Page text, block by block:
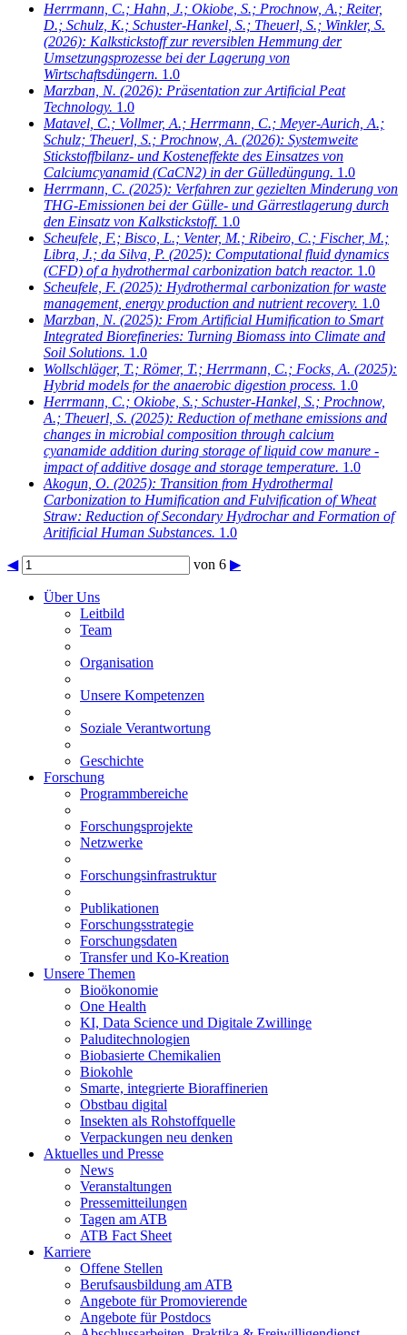
Herrmann, C.; Hahn, J.; Okiobe, S.; Prochnow, A.; Reiter,
D.; Schulz, K.; Schuster-Hankel, S.; Theuerl, S.; Winkler, S.
(2026): Kalkstickstoff zur reversiblen Hemmung der
Umsetzungsprozesse bei der Lagerung von
Wirtschaftsdüngern. 1.0
Marzban, N. (2026): Präsentation zur Artificial Peat
Technology. 1.0
Matavel, C.; Vollmer, A.; Herrmann, C.; Meyer-Aurich, A.;
Schulz; Theuerl, S.; Prochnow, A. (2026): Systemweite
Stickstoffbilanz- und Kosteneffekte des Einsatzes von
Calciumcyanamid (CaCN2) in der Gülledüngung. 1.0
Herrmann, C. (2025): Verfahren zur gezielten Minderung von
THG-Emissionen bei der Gülle- und Gärrestlagerung durch
den Einsatz von Kalkstickstoff. 1.0
Scheufele, F.; Bisco, L.; Venter, M.; Ribeiro, C.; Fischer, M.;
Libra, J.; da Silva, P. (2025): Computational fluid dynamics
(CFD) of a hydrothermal carbonization batch reactor. 1.0
Scheufele, F. (2025): Hydrothermal carbonization for waste
management, energy production and nutrient recovery. 1.0
Marzban, N. (2025): From Artificial Humification to Smart
Integrated Biorefineries: Turning Biomass into Climate and
Soil Solutions. 1.0
Wollschläger, T.; Römer, T.; Herrmann, C.; Focks, A. (2025):
Hybrid models for the anaerobic digestion process. 1.0
Herrmann, C.; Okiobe, S.; Schuster-Hankel, S.; Prochnow,
A.; Theuerl, S. (2025): Reduction of methane emissions and
changes in microbial composition through calcium
cyanamide addition during storage of liquid cow manure -
impact of additive dosage and storage temperature. 1.0
Akogun, O. (2025): Transition from Hydrothermal
Carbonization to Humification and Fulvification of Wheat
Straw: Reduction of Secondary Hydrochar and Formation of
Aritificial Human Substances. 1.0
◀ von 6 ▶
Über Uns
Leitbild
Team
Organisation
Unsere Kompetenzen
Soziale Verantwortung
Geschichte
Forschung
Programmbereiche
Forschungsprojekte
Netzwerke
Forschungsinfrastruktur
Publikationen
Forschungsstrategie
Forschungsdaten
Transfer und Ko-Kreation
Unsere Themen
Bioökonomie
One Health
KI, Data Science und Digitale Zwillinge
Paluditechnologien
Biobasierte Chemikalien
Biokohle
Smarte, integrierte Bioraffinerien
Obstbau digital
Insekten als Rohstoffquelle
Verpackungen neu denken
Aktuelles und Presse
News
Veranstaltungen
Pressemitteilungen
Tagen am ATB
ATB Fact Sheet
Karriere
Offene Stellen
Berufsausbildung am ATB
Angebote für Promovierende
Angebote für Postdocs